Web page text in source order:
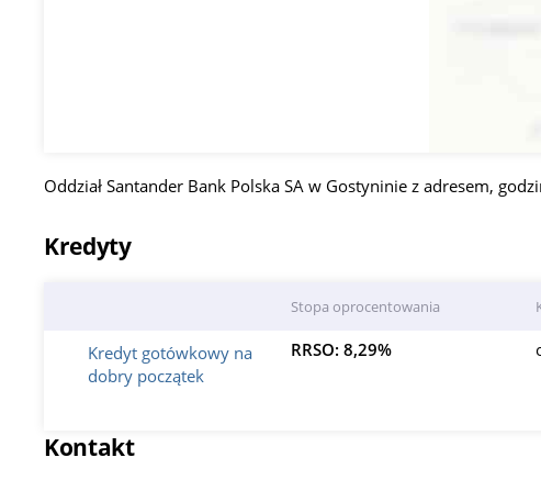
Oddział Santander Bank Polska SA w Gostyninie z adresem,
Kredyty
Stopa oprocentowania
Kredyt gotówkowy na
dobry początek
RRSO: 8,29%
Kontakt